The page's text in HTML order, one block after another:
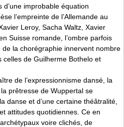
d’une improbable équation
l’empreinte de l’Allemande au
Leroy, Sacha Waltz, Xavier
Suisse romande, l’ombre parfois
la chorégraphie innervent nombre
de Guilherme Bothelo et
de l’expressionnisme dansé, la
prêtresse de Wuppertal se
danse et d’une certaine théâtralité,
attitudes quotidiennes. Ce en
voire clichés, de